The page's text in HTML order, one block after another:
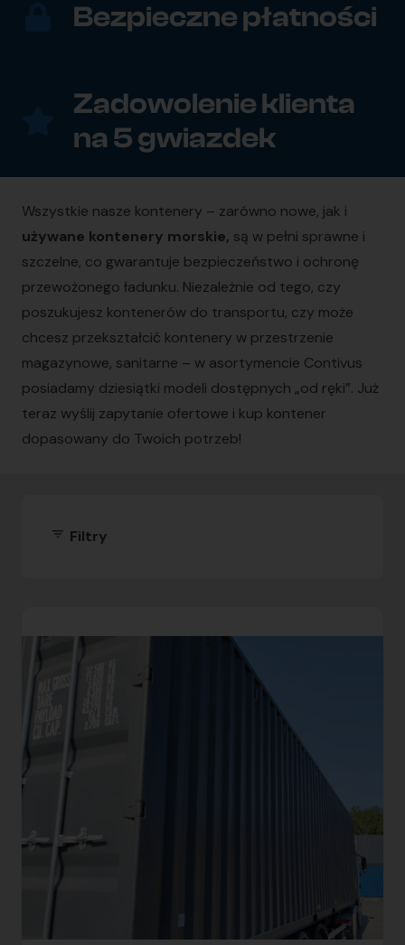
Bezpieczne płatności
Zadowolenie klienta
na 5 gwiazdek
Wszystkie nasze kontenery – zarówno nowe, jak i
używane kontenery morskie, są w pełni sprawne i
szczelne, co gwarantuje bezpieczeństwo i ochronę
przewożonego ładunku. Niezależnie od tego, czy
poszukujesz kontenerów do transportu, czy może
chcesz przekształcić kontenery w przestrzenie
magazynowe, sanitarne – w asortymencie Contivus
posiadamy dziesiątki modeli dostępnych „od ręki”. Już
teraz wyślij zapytanie ofertowe i kup kontener
dopasowany do Twoich potrzeb!
filter_list Filtry